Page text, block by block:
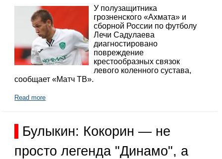
У полузащитника
грозненского «Ахмата» и
сборной России по футболу
Лечи Садулаева
диагностировано
повреждение
крестообразных связок
левого коленного сустава,
сообщает «Матч ТВ».
Read more
Булыкин: Кокорин — не
просто легенда "Динамо", а